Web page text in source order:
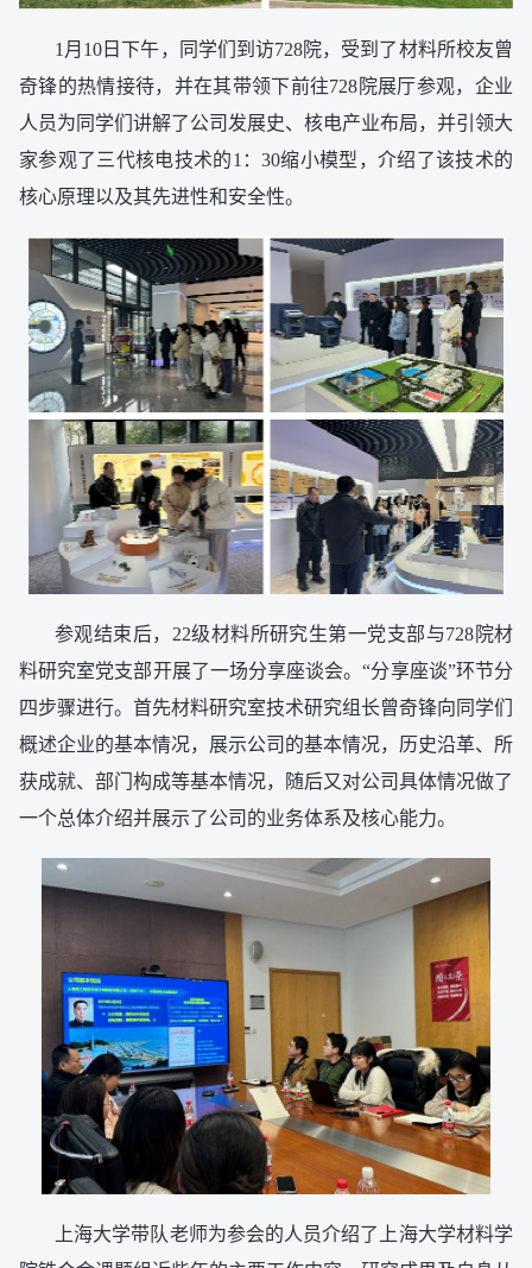
1月10日下午，同学们到访728院，受到了材料所校友曾
奇锋的热情接待，并在其带领下前往728院展厅参观，企业
人员为同学们讲解了公司发展史、核电产业布局，并引领大
家参观了三代核电技术的1：30缩小模型，介绍了该技术的
核心原理以及其先进性和安全性。
参观结束后，22级材料所研究生第一党支部与728院材
料研究室党支部开展了一场分享座谈会。“分享座谈”环节分
四步骤进行。首先材料研究室技术研究组长曾奇锋向同学们
概述企业的基本情况，展示公司的基本情况，历史沿革、所
获成就、部门构成等基本情况，随后又对公司具体情况做了
一个总体介绍并展示了公司的业务体系及核心能力。
上海大学带队老师为参会的人员介绍了上海大学材料学